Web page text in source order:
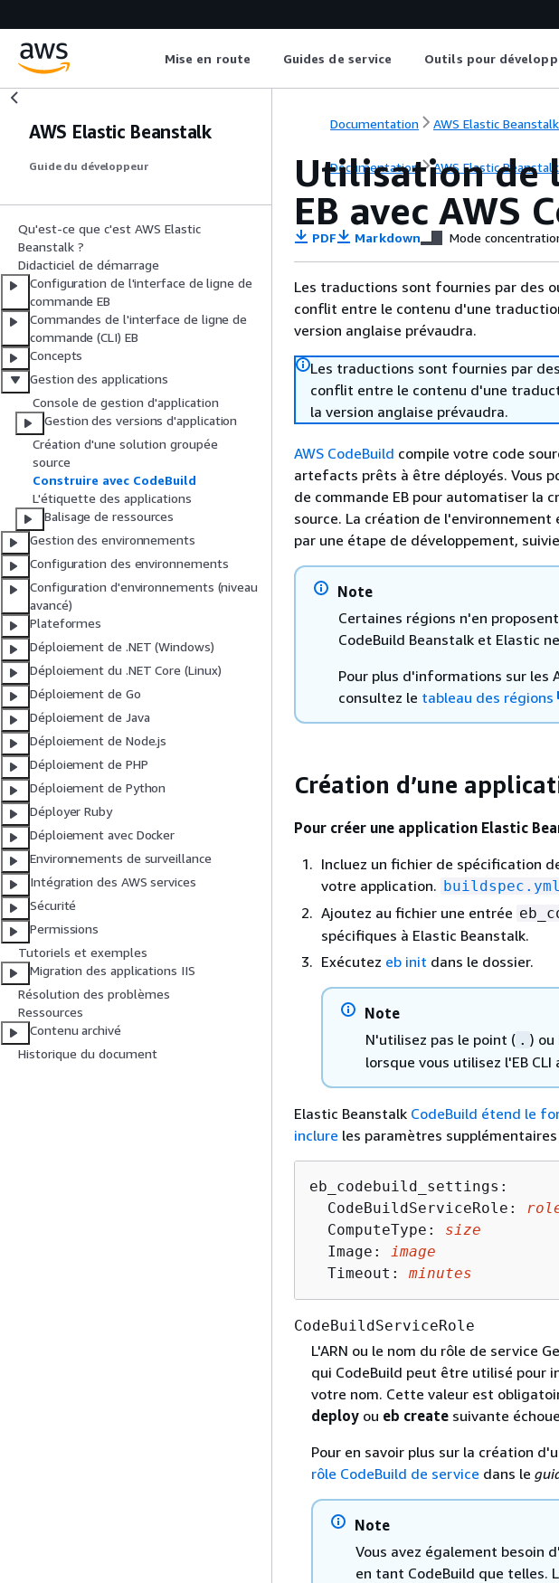
Mise en route Guides de service Outils pour
AWS Elastic Beanstalk
Guide du développeur
Qu'est-ce que c'est AWS Elastic
Beanstalk ?
Didacticiel de démarrage
Configuration de l'interface de ligne de
commande EB
Commandes de l'interface de ligne de
commande (CLI) EB
Concepts
Gestion des applications
Console de gestion d'application
Gestion des versions d'application
Création d'une solution groupée
source
Construire avec CodeBuild
L'étiquette des applications
Balisage de ressources
Gestion des environnements
Configuration des environnements
Configuration d'environnements (niveau
avancé)
Plateformes
Déploiement de .NET (Windows)
Déploiement du .NET Core (Linux)
Déploiement de Go
Déploiement de Java
Déploiement de Node.js
Déploiement de PHP
Déploiement de Python
Déployer Ruby
Déploiement avec Docker
Environnements de surveillance
Intégration des AWS services
Sécurité
Permissions
Tutoriels et exemples
Migration des applications IIS
Résolution des problèmes
Ressources
Contenu archivé
Historique du document
Documentation AWS Elastic Beanstalk
Documentation AWS Elastic Beanstalk
Utilisation de
EB avec AWS
PDF Markdown Mode
Les traductions sont fournies par des
conflit entre le contenu d'une
version anglaise prévaudra.
Les traductions sont fournies par
conflit entre le contenu d'une
la version anglaise prévaudra.
AWS CodeBuild compile votre code
artefacts prêts à être déployés. Vous
de commande EB pour automatiser la
source. La création de
par une étape de développement,
Note
Certaines régions n'en
CodeBuild Beanstalk et Elastic
Pour plus d'informations sur les
consultez le tableau des régions
Création d’une
Pour créer une application Elastic
Incluez un fichier de spécification
votre application. buildspec.yml
Ajoutez au fichier une entrée
spécifiques à Elastic Beanstalk.
Exécutez eb init dans le dossier.
Note
N'utilisez pas le point ( . ) ou
lorsque vous utilisez l'EB CLI
Elastic Beanstalk CodeBuild étend le
inclure les paramètres
eb_codebuild_settings:
  CodeBuildServiceRole:
  ComputeType:
size
  Image:
image
  Timeout:
minutes
CodeBuildServiceRole
L'ARN ou le nom du rôle de service
qui CodeBuild peut être utilisé pour
votre nom. Cette valeur est
deployou eb createsuivante
Pour en savoir plus sur la création
rôle CodeBuild de service dans le
Note
Vous avez également besoin
en tant CodeBuild que telles.